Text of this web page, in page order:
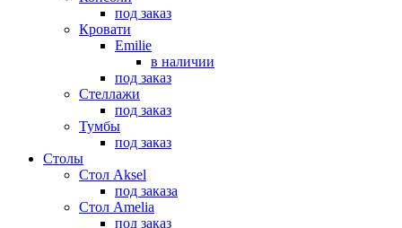
под заказ
Кровати
Emilie
в наличии
под заказ
Стеллажи
под заказ
Тумбы
под заказ
Столы
Стол Aksel
под заказа
Стол Amelia
под заказ